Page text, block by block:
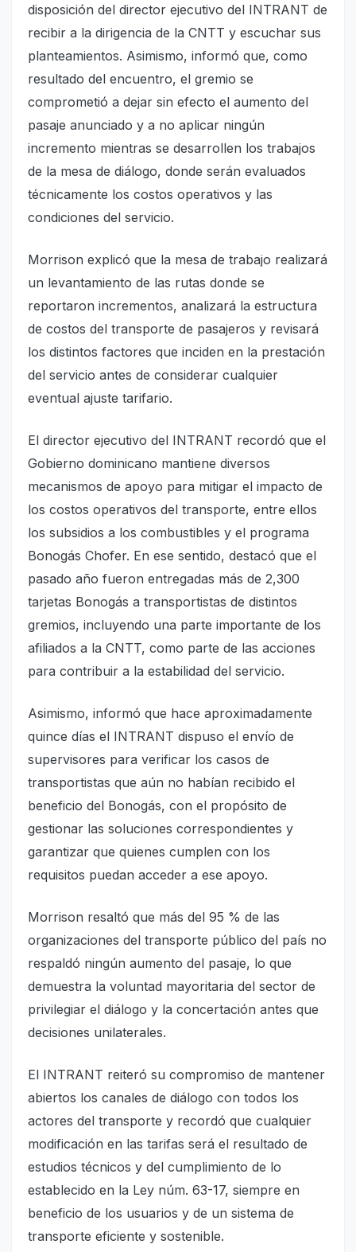
disposición del director ejecutivo del INTRANT de
recibir a la dirigencia de la CNTT y escuchar sus
planteamientos. Asimismo, informó que, como
resultado del encuentro, el gremio se
comprometió a dejar sin efecto el aumento del
pasaje anunciado y a no aplicar ningún
incremento mientras se desarrollen los trabajos
de la mesa de diálogo, donde serán evaluados
técnicamente los costos operativos y las
condiciones del servicio.
Morrison explicó que la mesa de trabajo realizará
un levantamiento de las rutas donde se
reportaron incrementos, analizará la estructura
de costos del transporte de pasajeros y revisará
los distintos factores que inciden en la prestación
del servicio antes de considerar cualquier
eventual ajuste tarifario.
El director ejecutivo del INTRANT recordó que el
Gobierno dominicano mantiene diversos
mecanismos de apoyo para mitigar el impacto de
los costos operativos del transporte, entre ellos
los subsidios a los combustibles y el programa
Bonogás Chofer. En ese sentido, destacó que el
pasado año fueron entregadas más de 2,300
tarjetas Bonogás a transportistas de distintos
gremios, incluyendo una parte importante de los
afiliados a la CNTT, como parte de las acciones
para contribuir a la estabilidad del servicio.
Asimismo, informó que hace aproximadamente
quince días el INTRANT dispuso el envío de
supervisores para verificar los casos de
transportistas que aún no habían recibido el
beneficio del Bonogás, con el propósito de
gestionar las soluciones correspondientes y
garantizar que quienes cumplen con los
requisitos puedan acceder a ese apoyo.
Morrison resaltó que más del 95 % de las
organizaciones del transporte público del país no
respaldó ningún aumento del pasaje, lo que
demuestra la voluntad mayoritaria del sector de
privilegiar el diálogo y la concertación antes que
decisiones unilaterales.
El INTRANT reiteró su compromiso de mantener
abiertos los canales de diálogo con todos los
actores del transporte y recordó que cualquier
modificación en las tarifas será el resultado de
estudios técnicos y del cumplimiento de lo
establecido en la Ley núm. 63-17, siempre en
beneficio de los usuarios y de un sistema de
transporte eficiente y sostenible.